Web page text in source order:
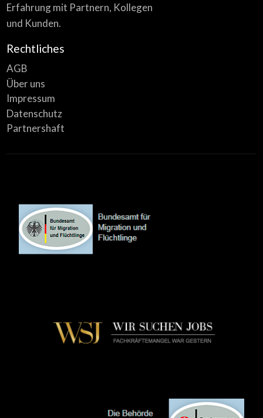
Erfahrung mit Partnern, Kollegen
und Kunden.
Rechtliches
AGB
Über uns
Impressum
Datenschutz
Partnershaft